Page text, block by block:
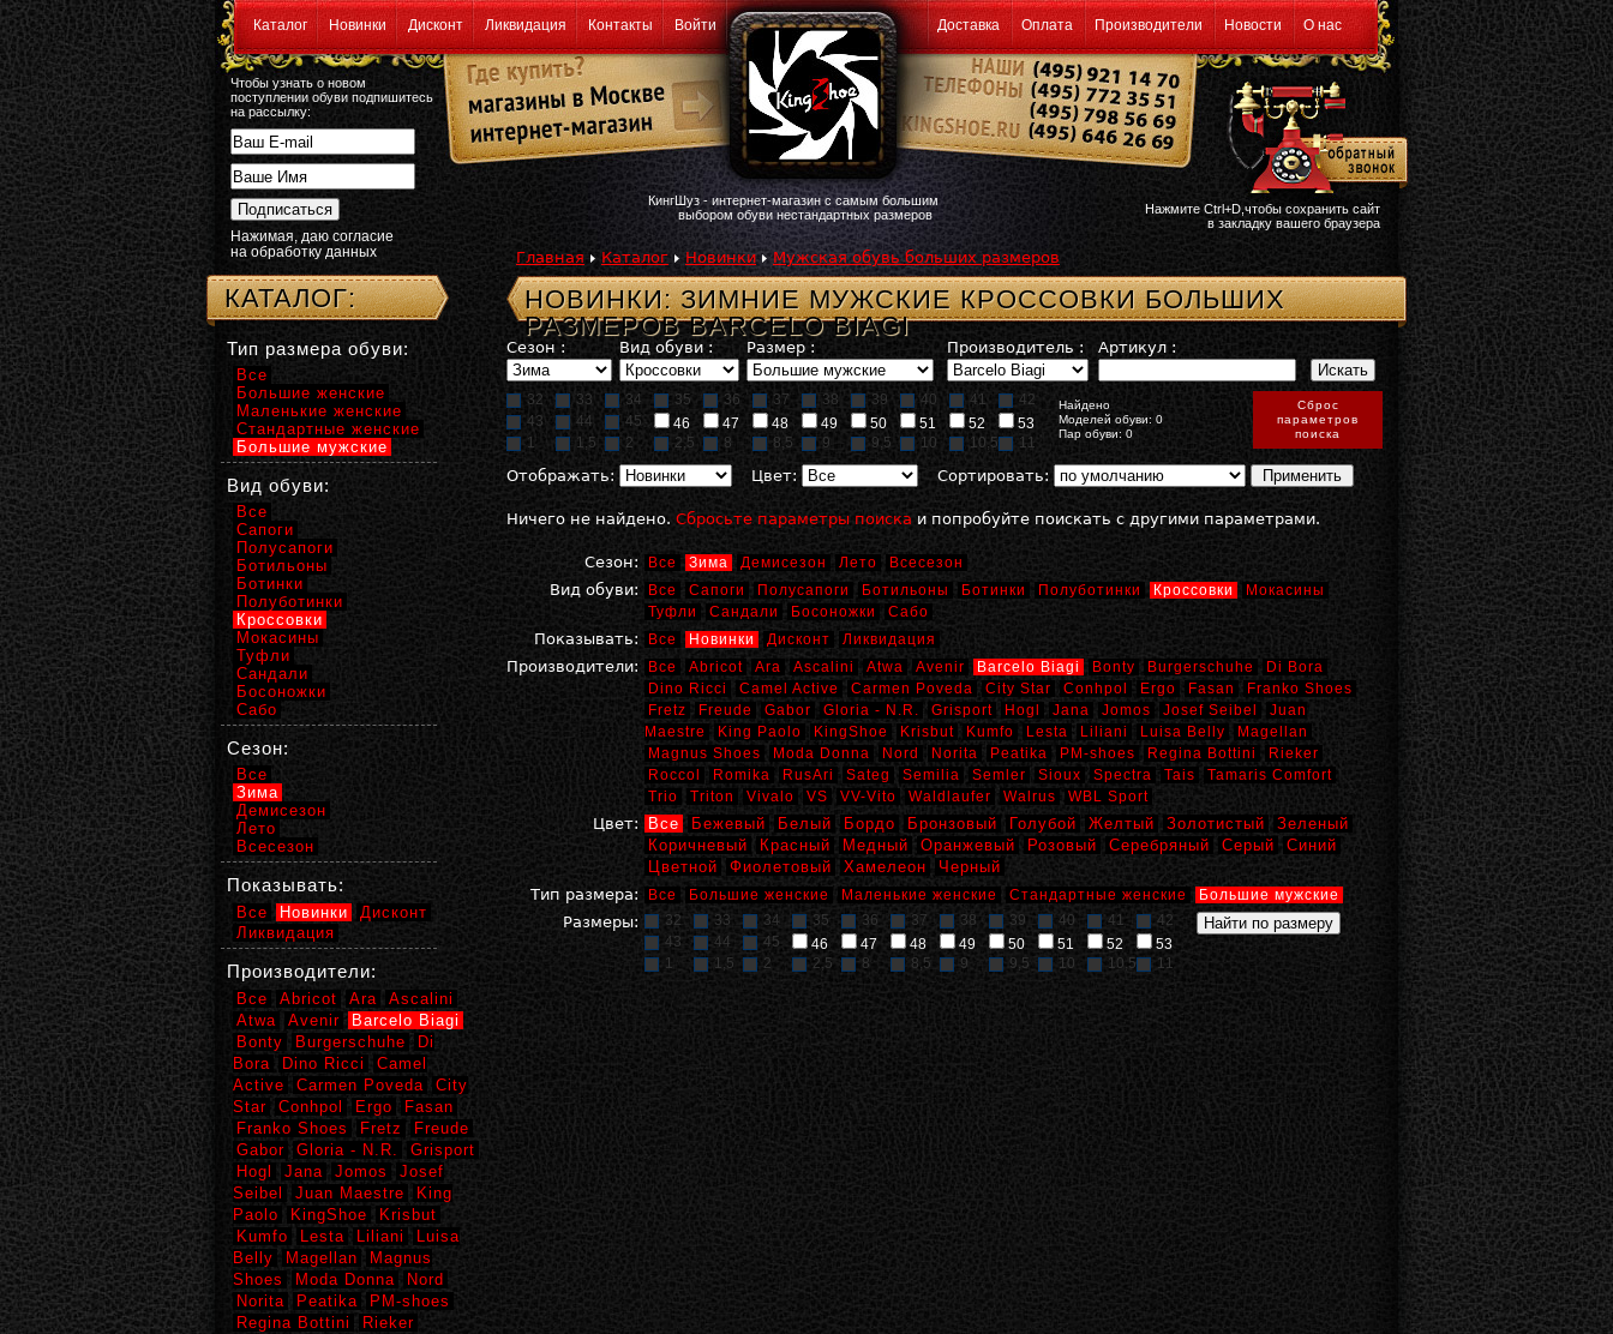
Каталог Новинки Дисконт Ликвидация Контакты Войти Доставка Оплата Производители Новости О нас
Чтобы узнать о новом
поступлении обуви подпишитесь
на рассылку:
Нажимая, даю согласие
на обработку данных
КингШуз - интернет-магазин с самым большим
выбором обуви нестандартных размеров
Нажмите Ctrl+D,чтобы сохранить сайт
в закладку вашего браузера
Главная Каталог Новинки Мужская обувь больших размеров
НОВИНКИ: ЗИМНИЕ МУЖСКИЕ КРОССОВКИ БОЛЬШИХ
РАЗМЕРОВ BARCELO BIAGI
Сезон : Вид обуви : Размер : Производитель : Артикул :
32 33 34 35 36 37 38 39 40 41
42
43
44 45 46 47 48 49 50 51 52
53
1
1,5 2 2,5 8 8,5 9 9,5 10 10,5 11
Найдено
Моделей обуви: 0
Пар обуви: 0
Сброс
параметров
поиска
Отображать: Цвет: Сортировать:
Ничего не найдено. Сбросьте параметры поиска и попробуйте поискать с другими параметрами.
Сезон: Все Зима Демисезон Лето Всесезон
Вид обуви: Все Сапоги Полусапоги Ботильоны Ботинки Полуботинки Кроссовки
Мокасины
Туфли
Сандали Босоножки Сабо
Показывать: Все Новинки Дисконт Ликвидация
Производители: Все Abricot Ara Ascalini Atwa Avenir Barcelo Biagi Bonty Burgerschuhe
Di Bora
Dino Ricci
Camel Active Carmen Poveda City Star Conhpol Ergo Fasan
Franko Shoes
Fretz
Freude Gabor Gloria - N.R. Grisport Hogl Jana Jomos Josef Seibel
Juan
Maestre
King Paolo KingShoe Krisbut Kumfo Lesta Liliani Luisa Belly
Magellan
Magnus Shoes
Moda Donna Nord Norita Peatika PM-shoes Regina Bottini
Rieker
Roccol
Romika RusAri Sateg Semilia Semler Sioux Spectra Tais
Tamaris Comfort
Trio
Triton Vivalo VS VV-Vito Waldlaufer Walrus WBL Sport
Цвет: Все Бежевый Белый Бордо Бронзовый Голубой Желтый Золотистый
Зеленый
Коричневый
Красный Медный Оранжевый Розовый Серебряный Серый
Синий
Цветной
Фиолетовый Хамелеон
Черный
Тип размера:
Все Большие женские Маленькие женские Стандартные женские Большие мужские
Размеры: 32 33 34 35 36 37 38 39 40 41
42
43
44 45 46 47 48 49 50 51 52
53
1
1,5 2 2,5 8 8,5 9 9,5 10 10,5 11
КАТАЛОГ:
Тип размера обуви:
Все
Большие женские
Маленькие женские
Стандартные женские
Большие мужские
Вид обуви:
Все
Сапоги
Полусапоги
Ботильоны
Ботинки
Полуботинки
Кроссовки
Мокасины
Туфли
Сандали
Босоножки
Сабо
Сезон:
Все
Зима
Демисезон
Лето
Всесезон
Показывать:
Все Новинки
Дисконт
Ликвидация
Производители:
Все Abricot Ara
Ascalini
Atwa
Avenir
Barcelo Biagi
Bonty
Burgerschuhe
Di
Bora
Dino Ricci
Camel
Active
Carmen Poveda
City
Star
Conhpol Ergo
Fasan
Franko Shoes
Fretz
Freude
Gabor
Gloria - N.R.
Grisport
Hogl
Jana Jomos
Josef
Seibel
Juan Maestre
King
Paolo
KingShoe
Krisbut
Kumfo
Lesta Liliani
Luisa
Belly
Magellan
Magnus
Shoes
Moda Donna
Nord
Norita
Peatika
PM-shoes
Regina Bottini
Rieker